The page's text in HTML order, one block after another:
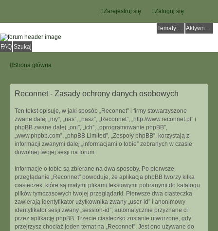
Zaloguj się
Zarejestruj się
Tematy bez odpowiedzi Aktywne tematy
FAQ Szukaj
Strona główna
Reconnet - Zasady ochrony danych osobowych
Ten tekst opisuje, w jaki sposób „Reconnet” i firmy stowarzyszone
zwane dalej „my”, „nas”, „nasz”, „Reconnet”, „http://www.reconnet.pl” i
phpBB zwane dalej „oni”, „ich”, „oprogramowanie phpBB”,
„www.phpbb.com”, „phpBB Limited”, „Zespoły phpBB”, korzystają z
informacji zwanymi dalej „informacjami o tobie” zebranych w czasie
dowolnej twojej sesji na forum.
Informacje o tobie są zbierane na dwa sposoby. Po pierwsze,
przeglądanie „Reconnet” powoduje, że aplikacja phpBB tworzy kilka
ciasteczek, które są małymi plikami tekstowymi pobranymi do katalogu
plików tymczasowych twojej przeglądarki. Pierwsze dwa ciasteczka
zawierają identyfikator użytkownika zwany „user-id” i anonimowy
identyfikator sesji zwany „session-id”, automatycznie przyznane ci
przez aplikację phpBB. Trzecie ciasteczko zostanie utworzone, gdy
przejrzysz chociaż jeden temat na „Reconnet”. Jest ono używane do